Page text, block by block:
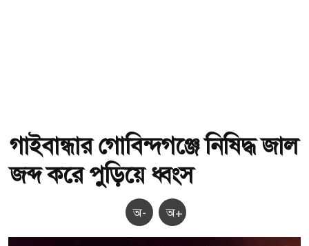
গাইবান্ধার গোবিন্দগঞ্জে নিষিদ্ধ জাল
জব্দ করে পুড়িয়ে ধ্বংস
অ- অ+